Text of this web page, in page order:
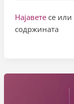
Најавете се или
содржината